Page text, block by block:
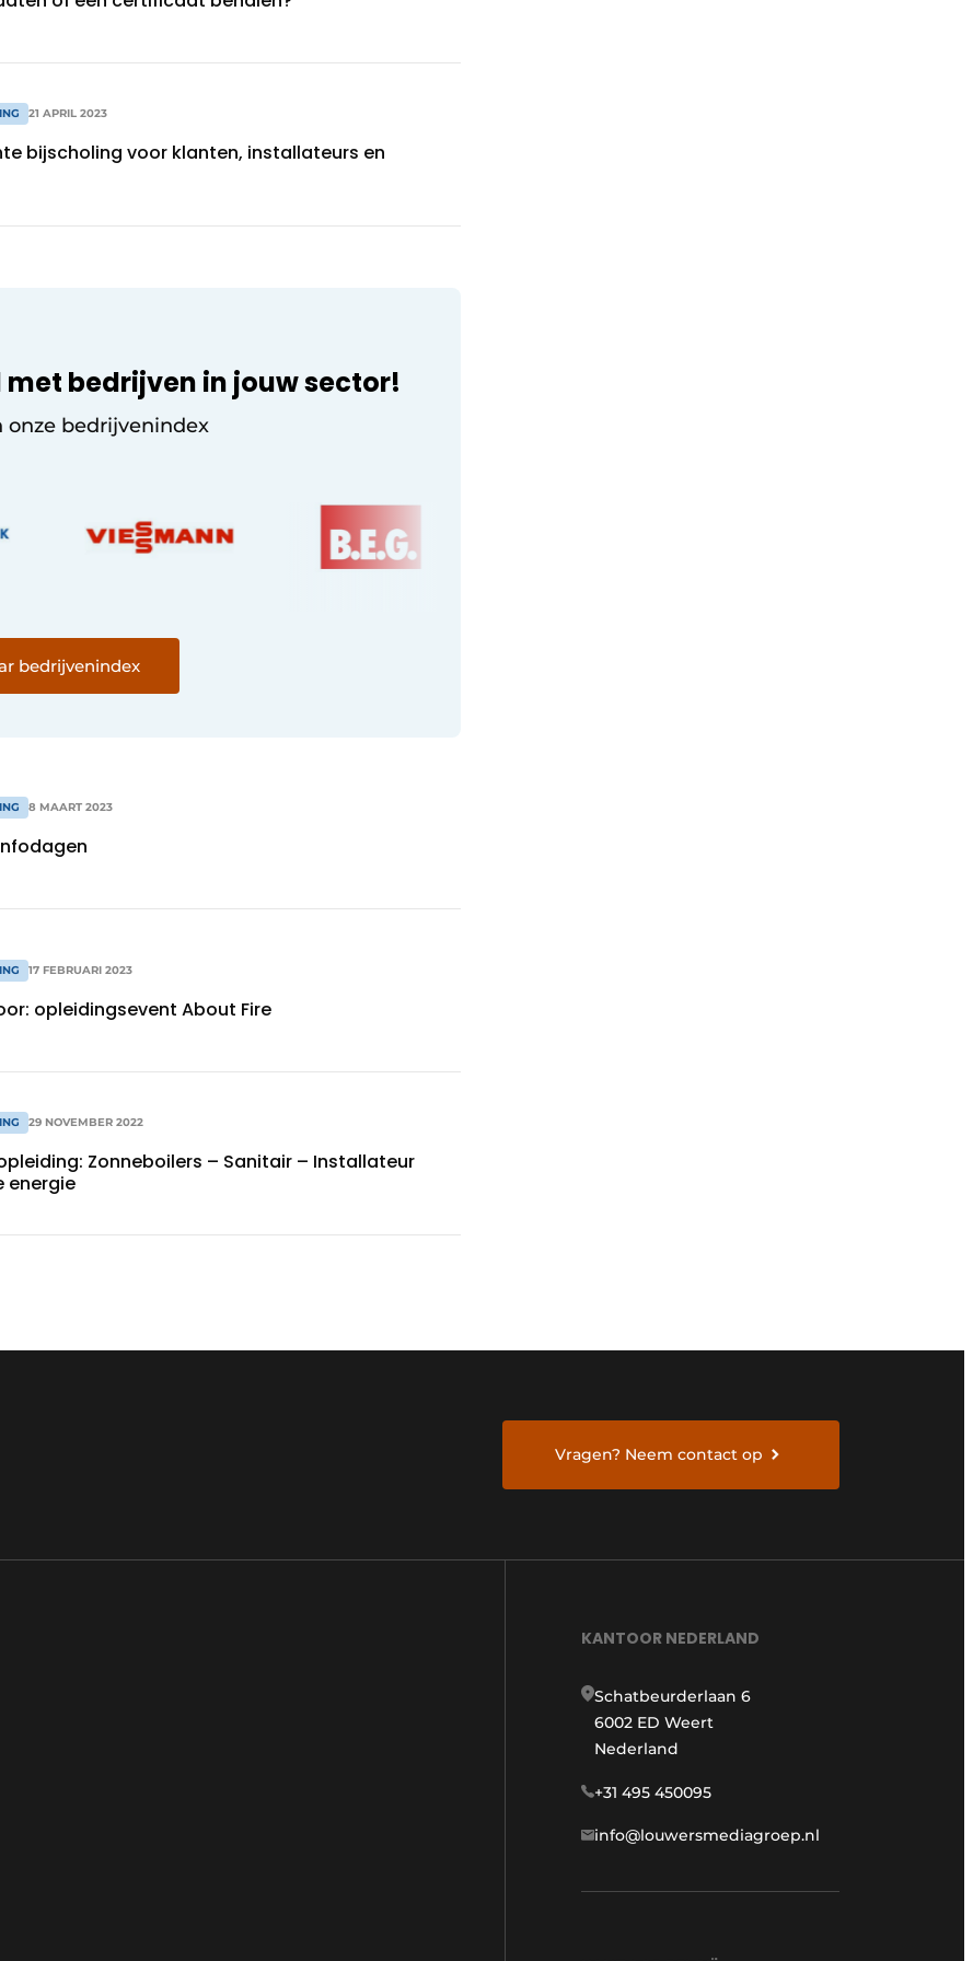
21 APRIL 2023
bijscholing voor klanten, installateurs en
met bedrijven in jouw sector!
onze bedrijvenindex
bedrijvenindex
8 MAART 2023
17 FEBRUARI 2023
opleidingsevent About Fire
29 NOVEMBER 2022
Zonneboilers – Sanitair – Installateur
energie
Vragen? Neem contact op
KANTOOR NEDERLAND
Schatbeurderlaan 6
6002 ED Weert
Nederland
+31 495 450095
info@louwersmediagroep.nl